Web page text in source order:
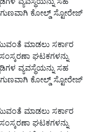
ಕೋಲ್ಡ್ ಸ್ಟೋರೇಜ್
ಮಾಡಲು ಸರ್ಕಾರ
ಘಟಕಗಳನ್ನು
ವ್ಯವಸ್ಥೆಯನ್ನು ಸಹ
ಕೋಲ್ಡ್ ಸ್ಟೋರೇಜ್
ಮಾಡಲು ಸರ್ಕಾರ
ಘಟಕಗಳನ್ನು